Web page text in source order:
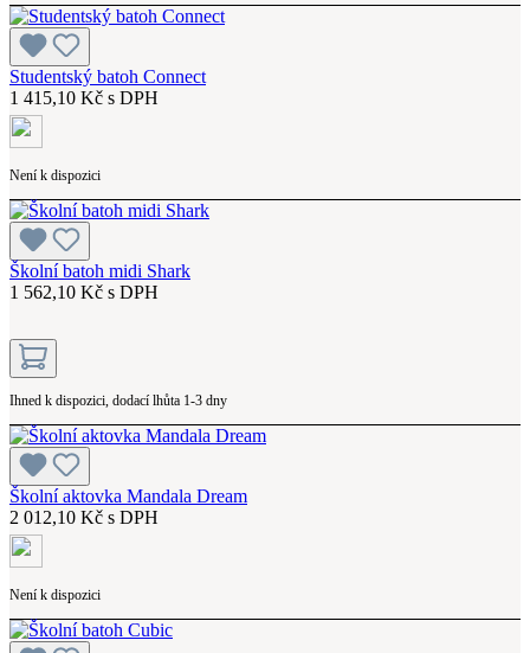
Studentský batoh Connect
1 415,10 Kč s DPH
Není k dispozici
Školní batoh midi Shark
1 562,10 Kč s DPH
Ihned k dispozici, dodací lhůta 1-3 dny
Školní aktovka Mandala Dream
2 012,10 Kč s DPH
Není k dispozici